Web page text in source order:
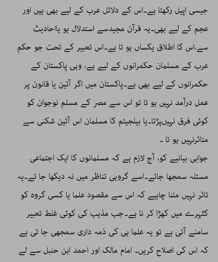
جیسی اپیل رکھتا ہے۔اس کے دلائل عرب کے لیے بھی ہیں اور
عجم کے لیے بھی۔یہ قرآن مجیدسے استدلال ہو یااحادیث
سے،اس کا اطلاق یکساں ہو تا ہے۔اس تعبیر کے تحت جو حکم
عرب کے مسلمان حکمرانوں کے لیے ہے، وہی پاکستان کے
حکمرانوں کے لیے بھی ہے۔پاکستان میں اگر آئین یا قانون پر
عمل درآمد نہیں ہو تا تو اس سے مصر کے مسلم نوجوان کو
کوئی فرق نہیںپڑتا۔یا بیلجیئم کا مسلمان اس آئین شکنی سے
متاثرنہیں ہو تا ۔
جوابی بیانیے کو، آج لازم ہے کہ مسلمانوں کا ایک اجتماعی
مسئلہ سمجھا جائے۔اسے گروہی تناظر میں نہ دیکھا جا ئے۔یہ
تاثر نہیں ملنا چاہیے کہ اس سے مقصود علما یا کسی گروہ کو
کٹہرے میں کھڑا کر نا ہے۔جب مذہب کی کوئی غلط تعبیر
سامنے آتی ہے تو یہ علما ہی کی ذمہ داری سمجھی جا تی ہے
کہ اس کی اصلاح کریں۔ امام مالک اور احمد ابن حنبل سے لے